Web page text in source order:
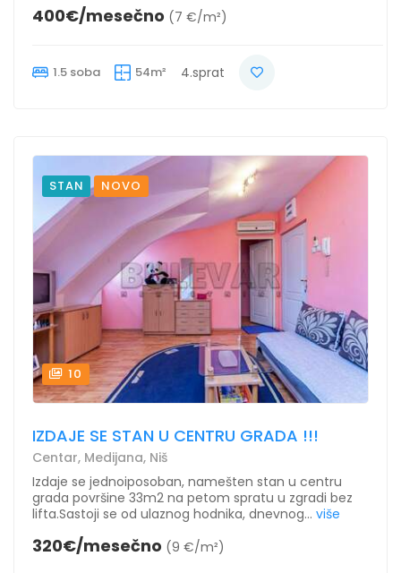
400€/mesečno (7 €/m²)
1.5 soba 54m² 4.sprat
STAN NOVO
10
IZDAJE SE STAN U CENTRU GRADA !!!
Centar, Medijana, Niš
Izdaje se jednoiposoban, namešten stan u centru
grada površine 33m2 na petom spratu u zgradi bez
lifta.Sastoji se od ulaznog hodnika, dnevnog... više
320€/mesečno (9 €/m²)